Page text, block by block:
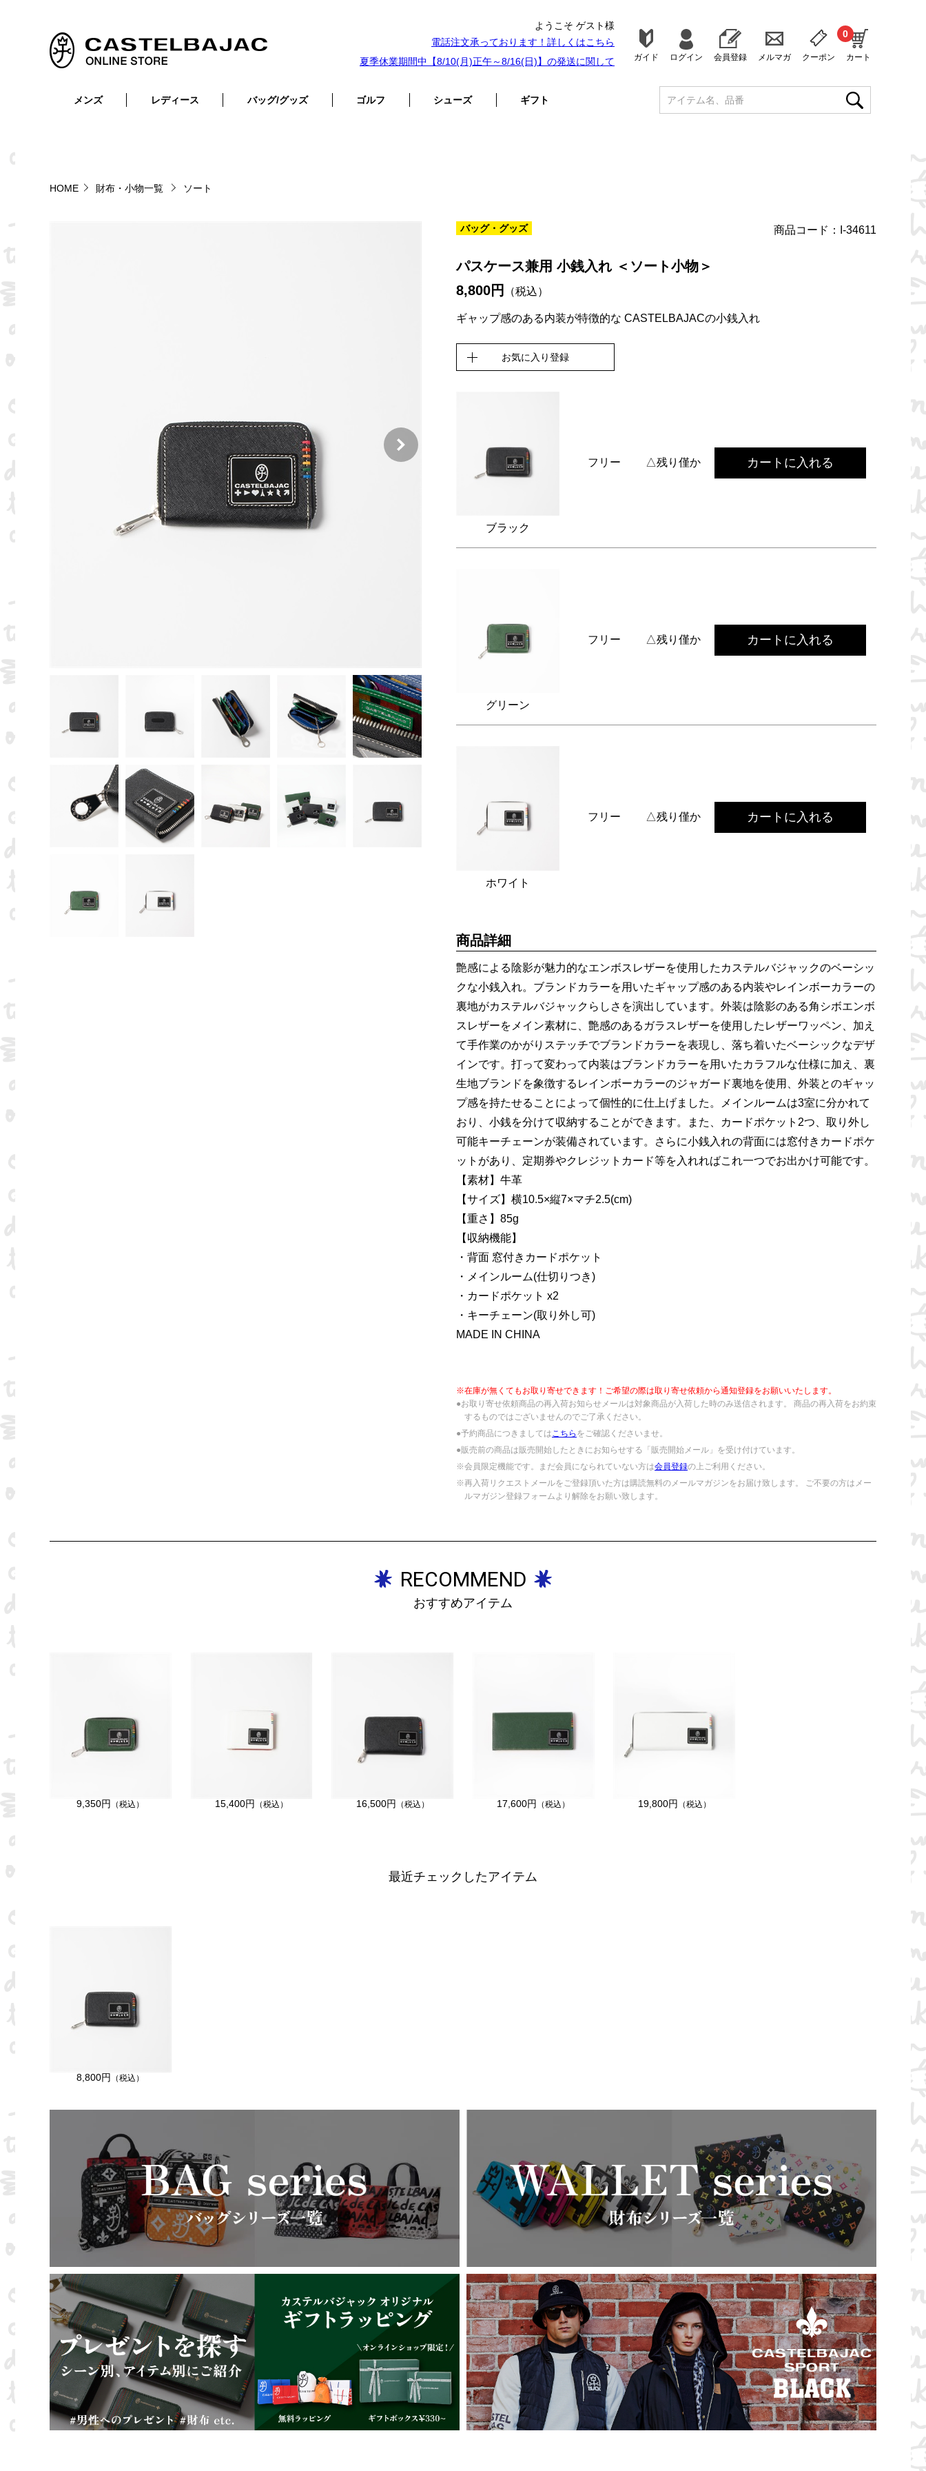
ようこそ ゲスト様
電話注文承っております！詳しくはこちら
夏季休業期間中【8/10(月)正午～8/16(日)】の発送に関して
ガイド ログイン 会員登録 メルマガ クーポン カート
0
メンズ レディース バッグ/グッズ ゴルフ シューズ ギフト
HOME 財布・小物一覧 ソート
バッグ・グッズ 商品コード：I-34611
パスケース兼用 小銭入れ ＜ソート小物＞
8,800円
（税込）
ギャップ感のある内装が特徴的な CASTELBAJACの小銭入れ
お気に入り登録
ブラック
フリー △残り僅か カートに入れる
グリーン
フリー △残り僅か カートに入れる
ホワイト
フリー △残り僅か カートに入れる
商品詳細
艶感による陰影が魅力的なエンボスレザーを使用したカステルバジャックのベーシッ
クな小銭入れ。ブランドカラーを用いたギャップ感のある内装やレインボーカラーの
裏地がカステルバジャックらしさを演出しています。外装は陰影のある角シボエンボ
スレザーをメイン素材に、艶感のあるガラスレザーを使用したレザーワッペン、加え
て手作業のかがりステッチでブランドカラーを表現し、落ち着いたベーシックなデザ
インです。打って変わって内装はブランドカラーを用いたカラフルな仕様に加え、裏
生地ブランドを象徴するレインボーカラーのジャガード裏地を使用、外装とのギャッ
プ感を持たせることによって個性的に仕上げました。メインルームは3室に分かれて
おり、小銭を分けて収納することができます。また、カードポケット2つ、取り外し
可能キーチェーンが装備されています。さらに小銭入れの背面には窓付きカードポケ
ットがあり、定期券やクレジットカード等を入れればこれ一つでお出かけ可能です。
【素材】牛革
【サイズ】横10.5×縦7×マチ2.5(cm)
【重さ】85g
【収納機能】
・背面 窓付きカードポケット
・メインルーム(仕切りつき)
・カードポケット x2
・キーチェーン(取り外し可)
MADE IN CHINA
※在庫が無くてもお取り寄せできます！ご希望の際は取り寄せ依頼から通知登録をお願いいたします。
●お取り寄せ依頼商品の再入荷お知らせメールは対象商品が入荷した時のみ送信されます。 商品の再入荷をお約束
するものではございませんのでご了承ください。
●予約商品につきましては こちら をご確認くださいませ。
●販売前の商品は販売開始したときにお知らせする「販売開始メール」を受け付けています。
※会員限定機能です。まだ会員になられていない方は会員登録の上ご利用ください。
※再入荷リクエストメールをご登録頂いた方は購読無料のメールマガジンをお届け致します。 ご不要の方はメー
ルマガジン登録フォームより解除をお願い致します。
RECOMMEND
おすすめアイテム
9,350円 （税込） 15,400円 （税込） 16,500円 （税込） 17,600円 （税込） 19,800円 （税込）
最近チェックしたアイテム
8,800円 （税込）